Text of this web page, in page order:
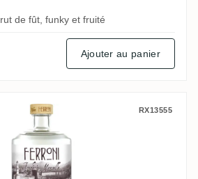
de fût, funky et fruité
Ajouter au panier
Jeanne 15 RX13555